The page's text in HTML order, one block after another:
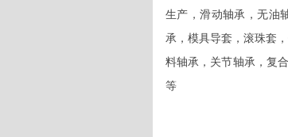
生产，滑动轴承，无油
承，模具导套，滚珠套
料轴承，关节轴承，复
等